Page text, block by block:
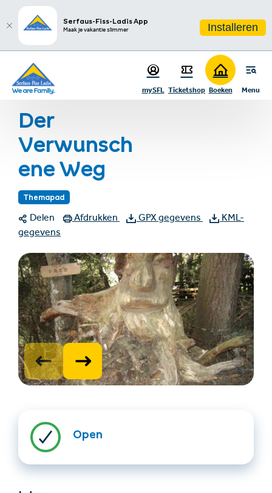
Serfaus-Fiss-Ladis App
Maak je vakantie slimmer Installeren
Ga naar hoofdinhoud
Ga naar inhoudsopgave
Ga naar hoofdnavigatie
sr.table-of-contents
Aanbevelingen & Bezienswaardigheden
Infos & Highlights
Menu
mySFL Ticketshop Boeken
Startpagina Zomeractiviteiten
Wandelen
Der Verwunschene Weg
Der
Verwunsch
ene Weg
Themapad
Delen Afdrukken GPX gegevens
KML-
gegevens
Open